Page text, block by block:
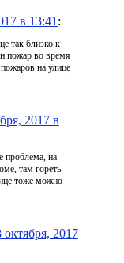
в 13:41 :
так близко к
пожар во время
на улице
2017 в
проблема, на
там гореть
тоже можно
октября, 2017